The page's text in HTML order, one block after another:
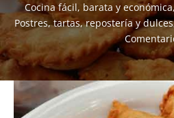
Cocina fácil, barata y económica,
Postres, tartas, repostería y dulces